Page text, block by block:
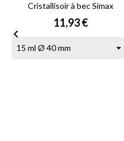
Cristallisoir à bec Simax
Prix
11,93 €
